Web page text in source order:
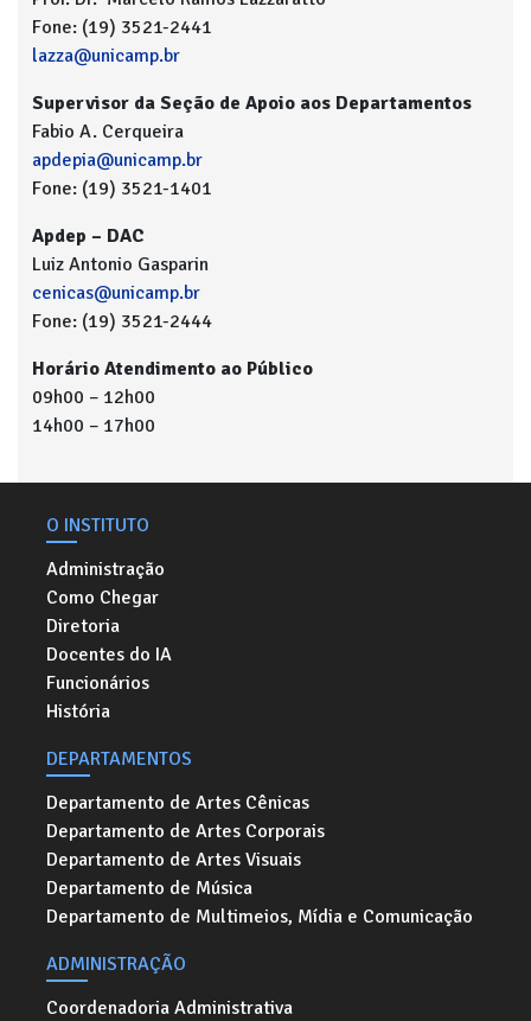
Fone: (19) 3521-2441
lazza@unicamp.br
Supervisor da Seção de Apoio aos Departamentos
Fabio A. Cerqueira
apdepia@unicamp.br
Fone: (19) 3521-1401
Apdep – DAC
Luiz Antonio Gasparin
cenicas@unicamp.br
Fone: (19) 3521-2444
Horário Atendimento ao Público
09h00 – 12h00
14h00 – 17h00
O INSTITUTO
Administração
Como Chegar
Diretoria
Docentes do IA
Funcionários
História
DEPARTAMENTOS
Departamento de Artes Cênicas
Departamento de Artes Corporais
Departamento de Artes Visuais
Departamento de Música
Departamento de Multimeios, Mídia e Comunicação
ADMINISTRAÇÃO
Coordenadoria Administrativa